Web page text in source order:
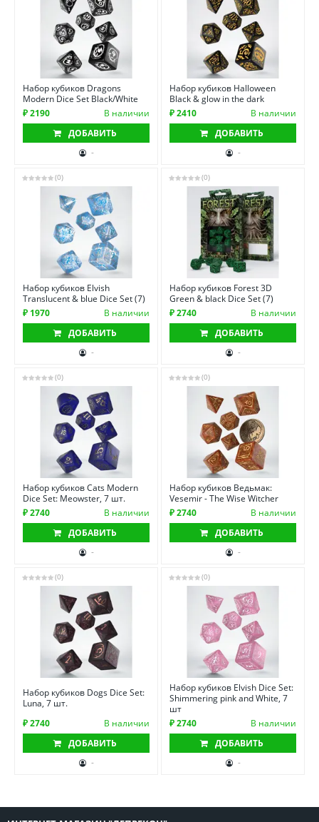
Набор кубиков Dragons
Modern Dice Set Black/White
₽ 2190
В наличии
ДОБАВИТЬ
-
Набор кубиков Halloween
Black & glow in the dark
₽ 2410
В наличии
ДОБАВИТЬ
-
(0)
Набор кубиков Elvish
Translucent & blue Dice Set (7)
₽ 1970
В наличии
ДОБАВИТЬ
-
(0)
Набор кубиков Forest 3D
Green & black Dice Set (7)
₽ 2740
В наличии
ДОБАВИТЬ
-
(0)
Набор кубиков Cats Modern
Dice Set: Meowster, 7 шт.
₽ 2740
В наличии
ДОБАВИТЬ
-
(0)
Набор кубиков Ведьмак:
Vesemir - The Wise Witcher
₽ 2740
В наличии
ДОБАВИТЬ
-
(0)
Набор кубиков Dogs Dice Set:
Luna, 7 шт.
₽ 2740
В наличии
ДОБАВИТЬ
-
(0)
Набор кубиков Elvish Dice Set:
Shimmering pink and White, 7
шт
₽ 2740
В наличии
ДОБАВИТЬ
-